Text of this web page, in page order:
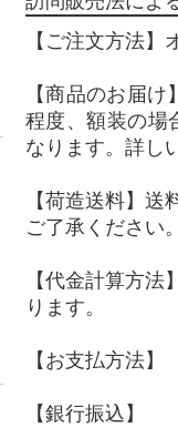
【ご注文方法
【商品のお届
程度、額装の場
なります。詳し
【荷造送料】
ご了承ください
【代金計算方
ります。
【お支払方法】
【銀行振込】